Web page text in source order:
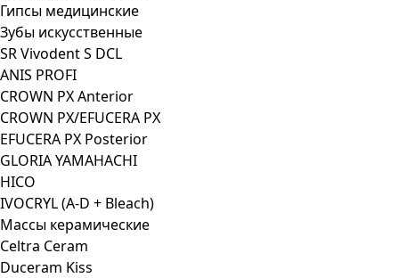
Гипсы медицинские
Зубы искусственные
SR Vivodent S DCL
ANIS PROFI
CROWN PX Anterior
CROWN PX/EFUCERA PX
EFUCERA PX Posterior
GLORIA YAMAHACHI
HICO
IVOCRYL (A-D + Bleach)
Массы керамические
Celtra Ceram
Duceram Kiss